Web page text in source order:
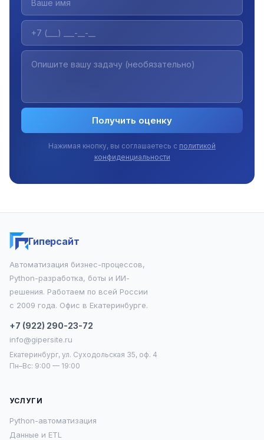
Получить оценку
Нажимая кнопку, вы соглашаетесь с политикой
конфиденциальности
Гиперсайт
Автоматизация бизнес-процессов,
Python-разработка, боты и ИИ-
решения. Работаем по всей России
с 2009 года. Офис в Екатеринбурге.
+7 (922) 290-23-72
info@gipersite.ru
Екатеринбург, ул. Суходольская 35, оф. 4
Пн–Вс: 9:00 — 19:00
УСЛУГИ
Python-автоматизация
Данные и ETL